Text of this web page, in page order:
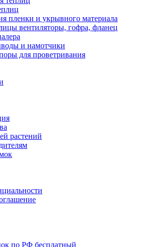
пленки и укрывного материала
вентиляторы, гофра, фланец
и намотчики
для проветривания
растений
по РФ бесплатный